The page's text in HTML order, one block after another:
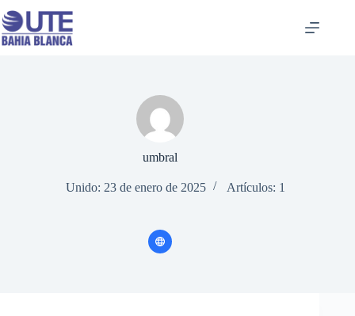
al
contenido
umbral
Unido: 23 de enero de 2025 Artículos: 1